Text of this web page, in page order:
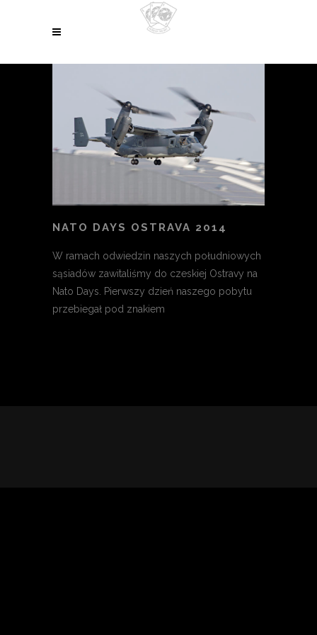
NATO DAYS OSTRAVA 2014
W ramach odwiedzin naszych południowych
sąsiadów zawitaliśmy do czeskiej Ostravy na
Nato Days. Pierwszy dzień naszego pobytu
przebiegał pod znakiem